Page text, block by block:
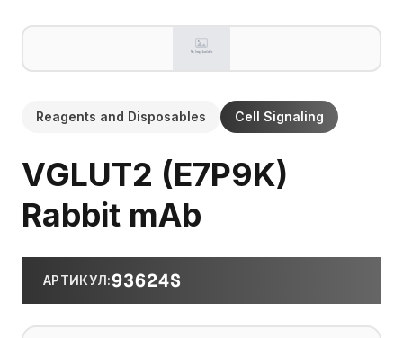
Reagents and Disposables Cell Signaling
VGLUT2 (E7P9K)
Rabbit mAb
АРТИКУЛ:93624S